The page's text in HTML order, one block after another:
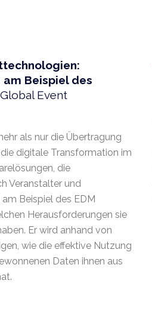
Beispiel des
Event
als nur die Übertragung
digitale Transformation im
die
Veranstalter und
Beispiel des EDM
Herausforderungen sie
Er wird anhand von
wie die effektive Nutzung
Daten ihnen aus